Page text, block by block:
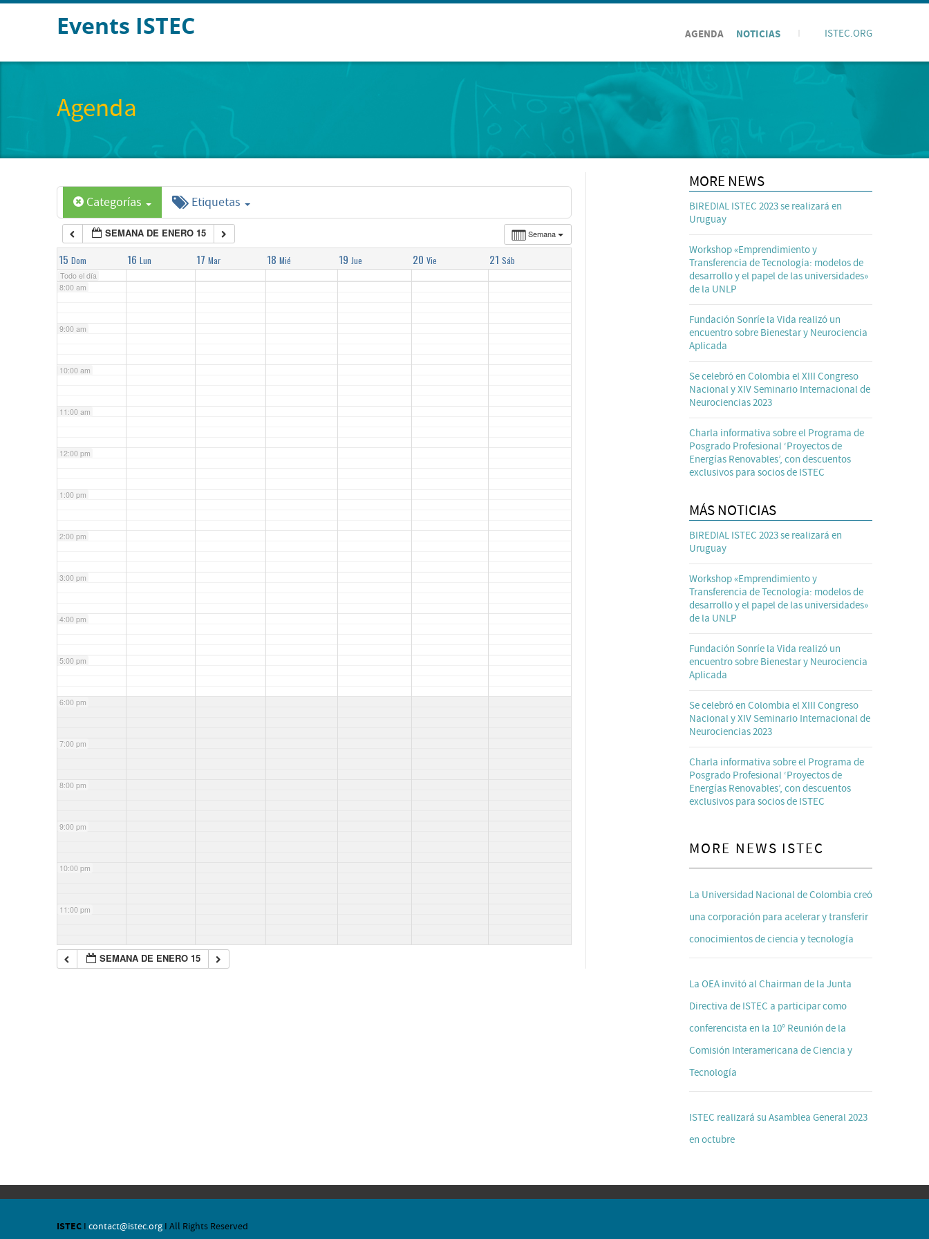
Events ISTEC AGENDA NOTICIAS ISTEC.ORG
Agenda
Categorías Etiquetas
Semana
SEMANA DE ENERO 15
15 Dom 16 Lun 17 Mar 18 Mié 19 Jue 20 Vie 21 Sáb
Todo el día
4:00 am
6:00 am
7:00 am
8:00 am
9:00 am
10:00 am
11:00 am
12:00 pm
1:00 pm
2:00 pm
3:00 pm
4:00 pm
5:00 pm
6:00 pm
7:00 pm
8:00 pm
9:00 pm
10:00 pm
11:00 pm
SEMANA DE ENERO 15
MORE NEWS
BIREDIAL ISTEC 2023 se realizará en
Uruguay
Workshop «Emprendimiento y
Transferencia de Tecnología: modelos de
desarrollo y el papel de las universidades»
de la UNLP
Fundación Sonríe la Vida realizó un
encuentro sobre Bienestar y Neurociencia
Aplicada
Se celebró en Colombia el XIII Congreso
Nacional y XIV Seminario Internacional de
Neurociencias 2023
Charla informativa sobre el Programa de
Posgrado Profesional ‘Proyectos de
Energías Renovables’, con descuentos
exclusivos para socios de ISTEC
MÁS NOTICIAS
BIREDIAL ISTEC 2023 se realizará en
Uruguay
Workshop «Emprendimiento y
Transferencia de Tecnología: modelos de
desarrollo y el papel de las universidades»
de la UNLP
Fundación Sonríe la Vida realizó un
encuentro sobre Bienestar y Neurociencia
Aplicada
Se celebró en Colombia el XIII Congreso
Nacional y XIV Seminario Internacional de
Neurociencias 2023
Charla informativa sobre el Programa de
Posgrado Profesional ‘Proyectos de
Energías Renovables’, con descuentos
exclusivos para socios de ISTEC
MORE NEWS ISTEC
La Universidad Nacional de Colombia creó
una corporación para acelerar y transferir
conocimientos de ciencia y tecnología
La OEA invitó al Chairman de la Junta
Directiva de ISTEC a participar como
conferencista en la 10° Reunión de la
Comisión Interamericana de Ciencia y
Tecnología
ISTEC realizará su Asamblea General 2023
en octubre
ISTEC I contact@istec.org I All Rights Reserved